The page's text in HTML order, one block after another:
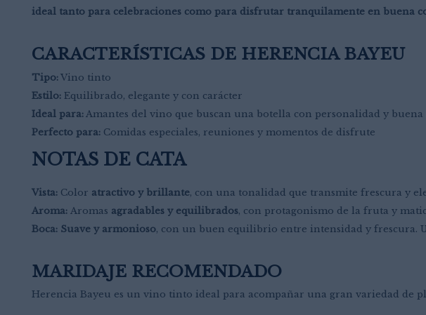
ideal tanto para celebraciones como para disfrutar tranquilamente en buena
CARACTERÍSTICAS DE HERENCIA BAYEU
Tipo:Vino tinto
Estilo: Equilibrado, elegante y con carácter
Ideal para:Amantes del vino que buscan una botella con personalidad y buena
Perfecto para: Comidas especiales, reuniones y momentos de disfrute
NOTAS DE CATA
Vista: Color atractivo y brillante, con una tonalidad que transmite frescura y
Aroma: Aromas agradables y equilibrados, con protagonismo de la fruta y
Boca: Suave y armonioso, con un buen equilibrio entre intensidad y frescura.
MARIDAJE RECOMENDADO
Herencia Bayeu es un vino tinto ideal para acompañar una gran variedad de